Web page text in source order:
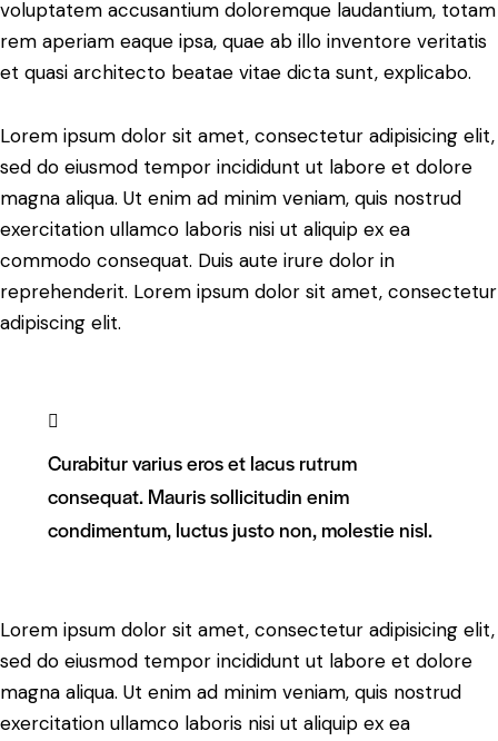
voluptatem accusantium doloremque laudantium, totam
rem aperiam eaque ipsa, quae ab illo inventore veritatis
et quasi architecto beatae vitae dicta sunt, explicabo.
Lorem ipsum dolor sit amet, consectetur adipisicing elit,
sed do eiusmod tempor incididunt ut labore et dolore
magna aliqua. Ut enim ad minim veniam, quis nostrud
exercitation ullamco laboris nisi ut aliquip ex ea
commodo consequat. Duis aute irure dolor in
reprehenderit. Lorem ipsum dolor sit amet, consectetur
adipiscing elit.
Curabitur varius eros et lacus rutrum
consequat. Mauris sollicitudin enim
condimentum, luctus justo non, molestie nisl.
Lorem ipsum dolor sit amet, consectetur adipisicing elit,
sed do eiusmod tempor incididunt ut labore et dolore
magna aliqua. Ut enim ad minim veniam, quis nostrud
exercitation ullamco laboris nisi ut aliquip ex ea